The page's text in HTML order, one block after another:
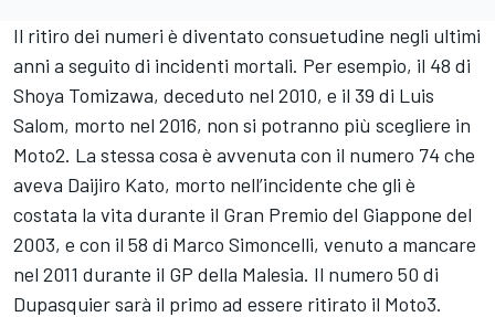
Il ritiro dei numeri è diventato consuetudine negli ultimi
anni a seguito di incidenti mortali. Per esempio, il 48 di
Shoya Tomizawa, deceduto nel 2010, e il 39 di Luis
Salom, morto nel 2016, non si potranno più scegliere in
Moto2. La stessa cosa è avvenuta con il numero 74 che
aveva Daijiro Kato, morto nell’incidente che gli è
costata la vita durante il Gran Premio del Giappone del
2003, e con il 58 di Marco Simoncelli, venuto a mancare
nel 2011 durante il GP della Malesia. Il numero 50 di
Dupasquier sarà il primo ad essere ritirato il Moto3.